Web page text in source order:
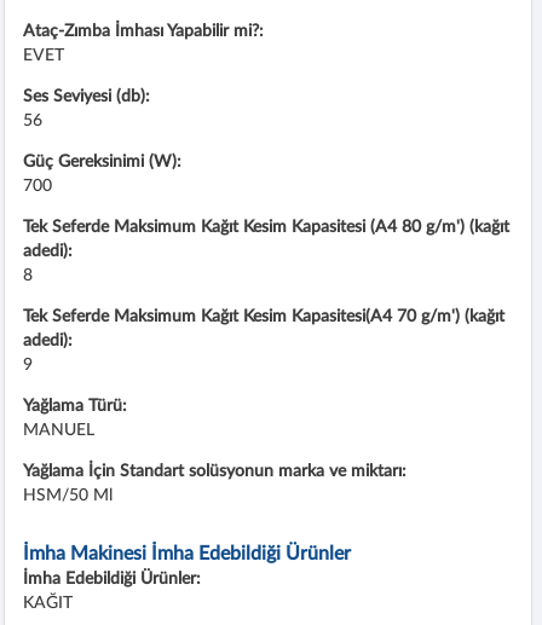
Ataç-Zımba İmhası Yapabilir mi?:
EVET
Ses Seviyesi (db):
56
Güç Gereksinimi (W):
700
Tek Seferde Maksimum Kağıt Kesim Kapasitesi (A4 80 g/m') (kağıt
adedi):
8
Tek Seferde Maksimum Kağıt Kesim Kapasitesi(A4 70 g/m') (kağıt
adedi):
9
Yağlama Türü:
MANUEL
Yağlama İçin Standart solüsyonun marka ve miktarı:
HSM/50 Ml
İmha Makinesi İmha Edebildiği Ürünler
İmha Edebildiği Ürünler:
KAĞIT